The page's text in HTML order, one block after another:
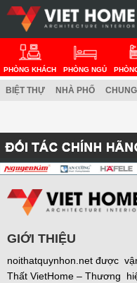
PHÒNG KHÁCH PHÒNG NGỦ
BIỆT THỰ NHÀ PHỐ
GIỚI THIỆU
noithatquynhon.net được
Thất VietHome – Thương